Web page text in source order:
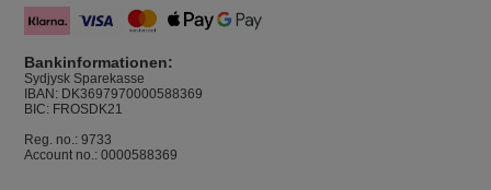
Bankinformationen:
Sydjysk Sparekasse
IBAN: DK3697970000588369
BIC: FROSDK21
Reg. no.: 9733
Account no.: 0000588369